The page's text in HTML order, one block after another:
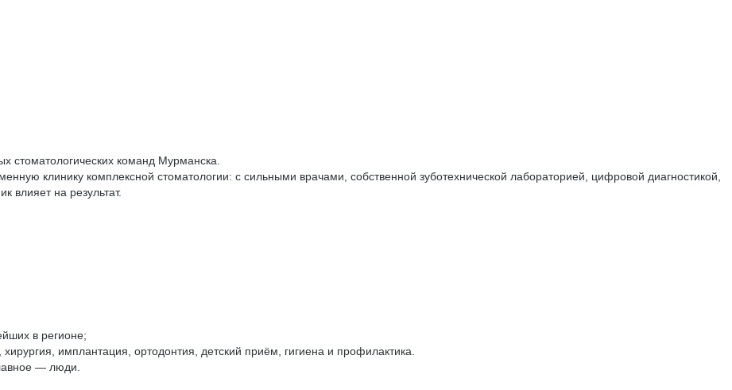
стоматологических команд Мурманска.
клинику комплексной стоматологии: с сильными врачами, собственной зуботехнической лабораторией, цифровой диагностикой,
влияет на результат.
в регионе;
имплантация, ортодонтия, детский приём, гигиена и профилактика.
— люди.